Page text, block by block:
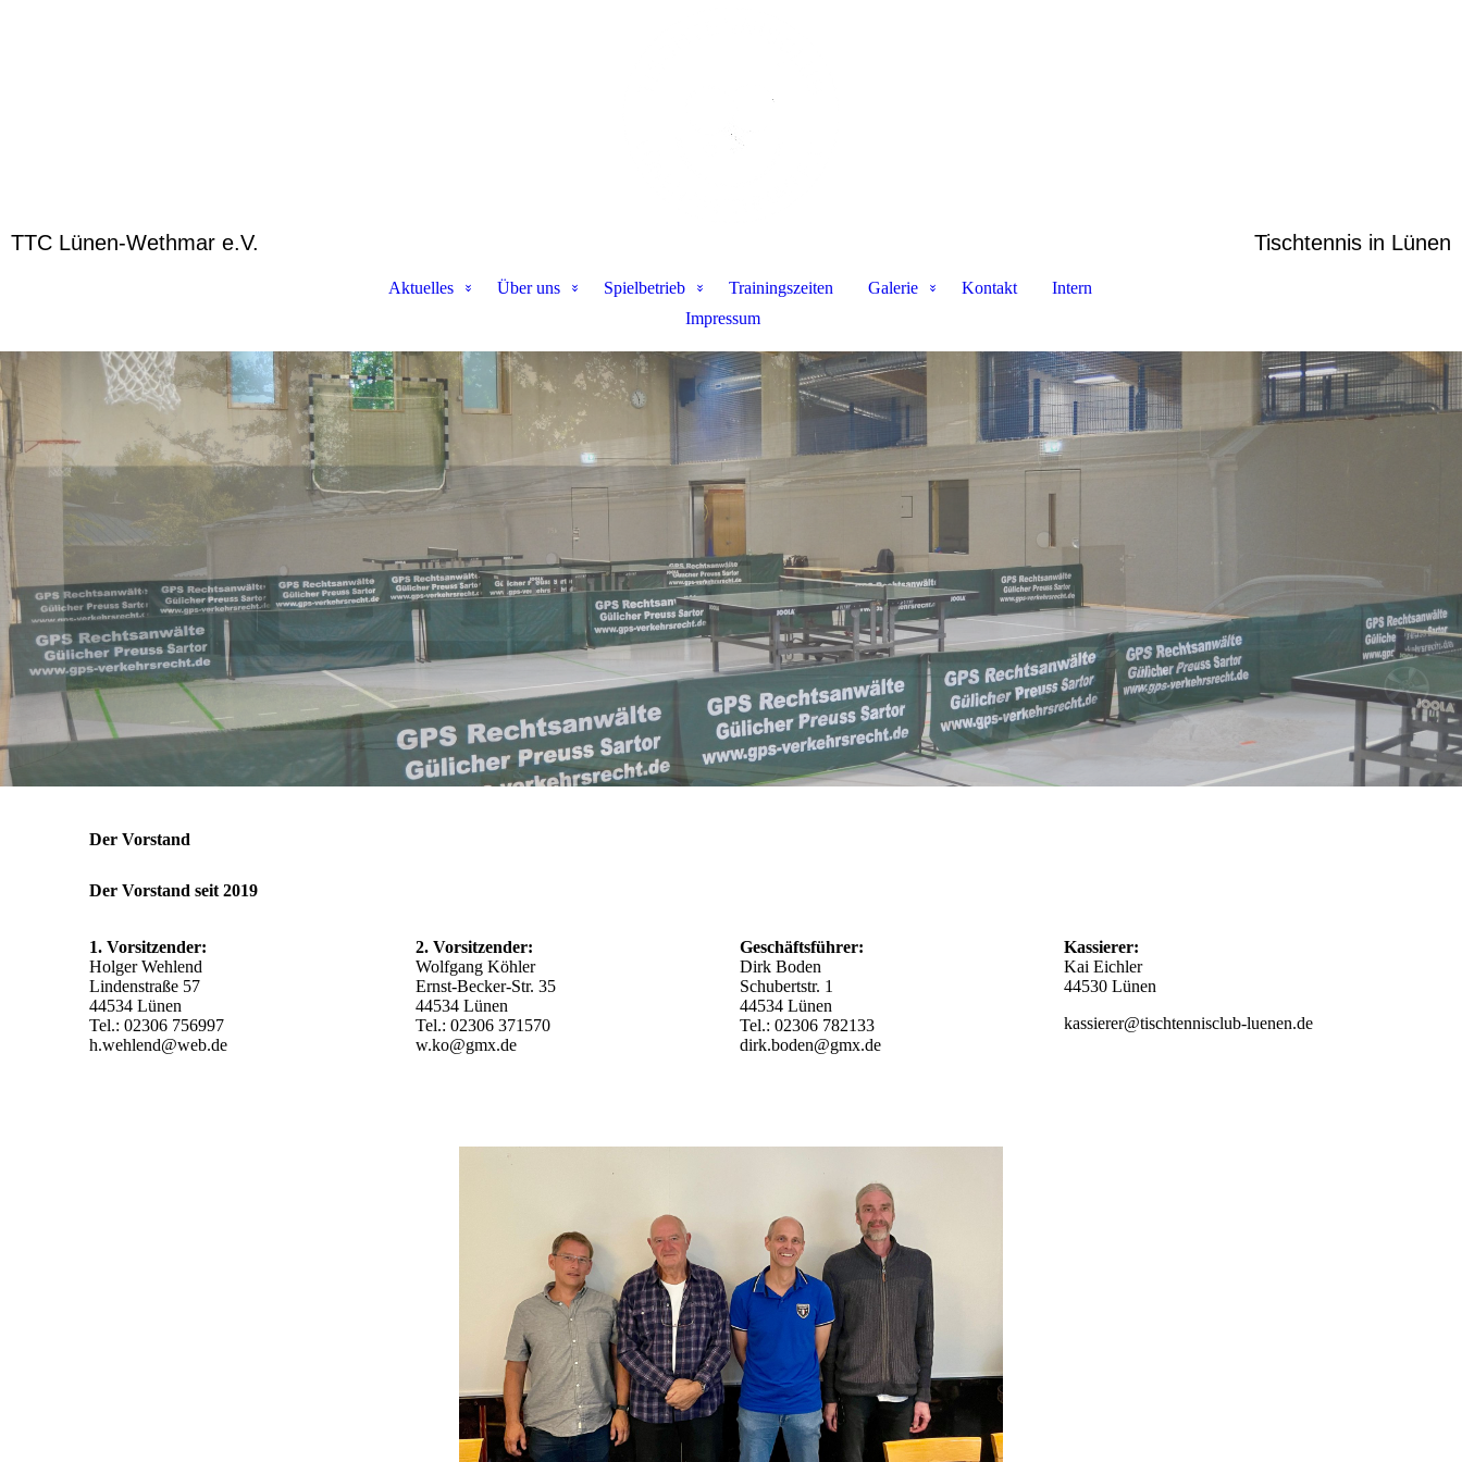
TTC Lünen-Wethmar e.V. Tischtennis in Lünen
Aktuelles Über uns Spielbetrieb Trainingszeiten Galerie Kontakt
Intern
Impressum
Der Vorstand
Der Vorstand seit 2019
1. Vorsitzender:
Holger Wehlend
Lindenstraße 57
44534 Lünen
Tel.: 02306 756997‬
h.wehlend@web.de
2. Vorsitzender:
Wolfgang Köhler
Ernst-Becker-Str. 35
44534 Lünen
Tel.: 02306 371570
w.ko@gmx.de
Geschäftsführer:
Dirk Boden
Schubertstr. 1
44534 Lünen
Tel.: 02306 782133
dirk.boden@gmx.de
Kassierer:
Kai Eichler
44530 Lünen
kassierer@tischtennisclub-luenen.de